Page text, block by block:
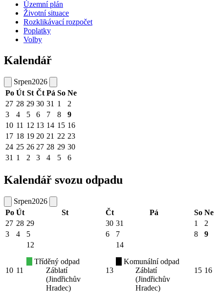
Územní plán
Životní situace
Rozklikávací rozpočet
Poplatky
Volby
Kalendář
Srpen2026
Po Út St Čt Pá So Ne
27 28 29 30 31 1
2
3
4 5 6 7 8
9
10 11 12 13 14 15 16
17 18 19 20 21 22 23
24 25 26 27 28 29 30
31 1 2 3 4 5 6
Kalendář svozu odpadu
Srpen2026
Po Út St Čt Pá So Ne
27 28 29 30 31 1
2
3
4 5 6 7 8 9
10 11
12
Tříděný odpad
Záblatí
(Jindřichův
Hradec)
13
14
Komunální odpad
Záblatí
(Jindřichův
Hradec)
15 16